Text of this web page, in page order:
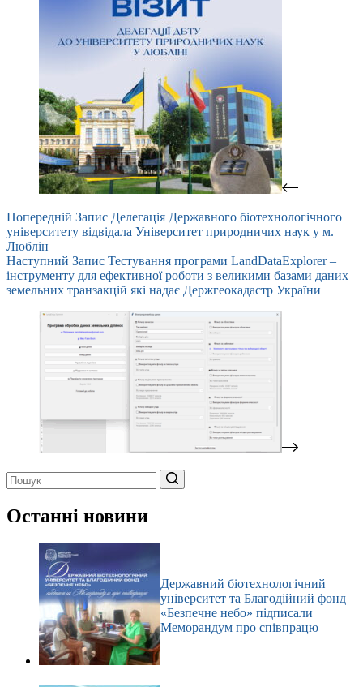
Попередній Запис Делегація Державного біотехнологічного
університету відвідала Університет природничих наук у м.
Люблін
Наступний Запис Тестування програми LandDataExplorer –
інструменту для ефективної роботи з великими базами даних
земельних транзакцій які надає Держгеокадастр України
результатів
Останні новини
Державний біотехнологічний
університет та Благодійний фонд
«Безпечне небо» підписали
Меморандум про співпрацю